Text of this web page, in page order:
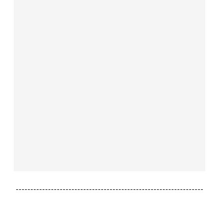
----------------------------------------------------------------